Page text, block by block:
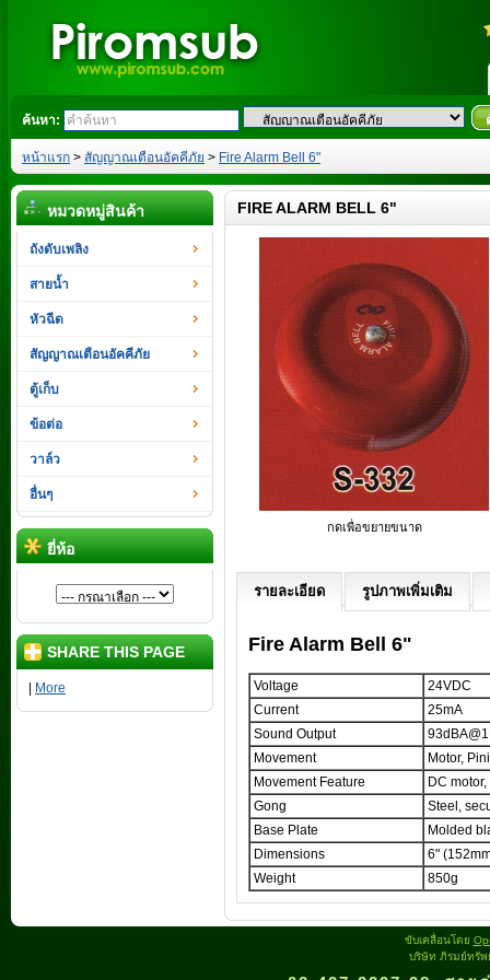
ค้นหา:
หน้าแรก > สัญญาณเตือนอัคคีภัย > Fire Alarm Bell 6"
หมวดหมู่สินค้า
ถังดับเพลิง
สายน้ำ
หัวฉีด
สัญญาณเตือนอัคคีภัย
ตู้เก็บ
ข้อต่อ
วาล์ว
อื่นๆ
ยี่ห้อ
SHARE THIS PAGE
More
FIRE ALARM BELL 6"
กดเพื่อขยายขนาด
รายละเอียด รูปภาพเพิ่มเติม
Fire Alarm Bell 6"
Voltage
24VDC
Current
25mA
Sound Output
Movement
Motor,
Movement Feature
DC
Gong
Steel,
Base Plate
Molded
Dimensions
6"
Weight
850g
ขับเคลื่อนโดย
บริษัท ภิรมย์ทรัพ